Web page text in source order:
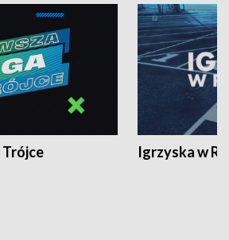
Trójce Igrzyska w